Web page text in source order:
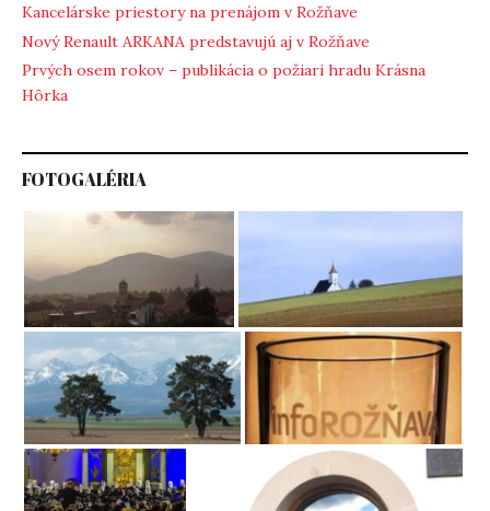
Kancelárske priestory na prenájom v Rožňave
Nový Renault ARKANA predstavujú aj v Rožňave
Prvých osem rokov – publikácia o požiari hradu Krásna
Hôrka
FOTOGALÉRIA